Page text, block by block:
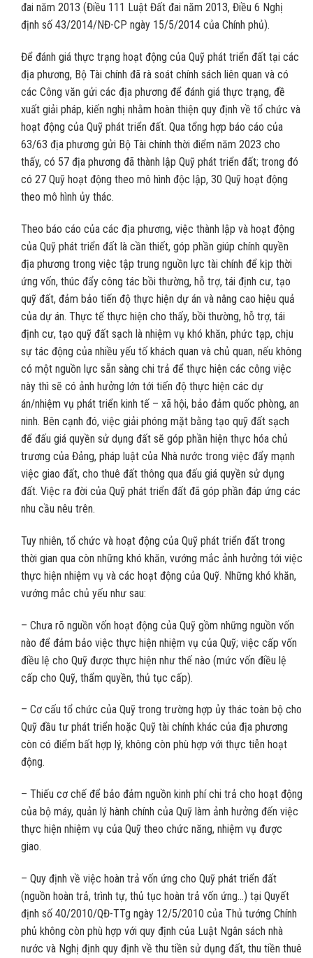
đai năm 2013 (Điều 111 Luật Đất đai năm 2013, Điều 6 Nghị
định số 43/2014/NĐ-CP ngày 15/5/2014 của Chính phủ).
Để đánh giá thực trạng hoạt động của Quỹ phát triển đất tại các
địa phương, Bộ Tài chính đã rà soát chính sách liên quan và có
các Công văn gửi các địa phương để đánh giá thực trạng, đề
xuất giải pháp, kiến nghị nhằm hoàn thiện quy định về tổ chức và
hoạt động của Quỹ phát triển đất. Qua tổng hợp báo cáo của
63/63 địa phương gửi Bộ Tài chính thời điểm năm 2023 cho
thấy, có 57 địa phương đã thành lập Quỹ phát triển đất; trong đó
có 27 Quỹ hoạt động theo mô hình độc lập, 30 Quỹ hoạt động
theo mô hình ủy thác.
Theo báo cáo của các địa phương, việc thành lập và hoạt động
của Quỹ phát triển đất là cần thiết, góp phần giúp chính quyền
địa phương trong việc tập trung nguồn lực tài chính để kịp thời
ứng vốn, thúc đẩy công tác bồi thường, hỗ trợ, tái định cư, tạo
quỹ đất, đảm bảo tiến độ thực hiện dự án và nâng cao hiệu quả
của dự án. Thực tế thực hiện cho thấy, bồi thường, hỗ trợ, tái
định cư, tạo quỹ đất sạch là nhiệm vụ khó khăn, phức tạp, chịu
sự tác động của nhiều yếu tố khách quan và chủ quan, nếu không
có một nguồn lực sẵn sàng chi trả để thực hiện các công việc
này thì sẽ có ảnh hưởng lớn tới tiến độ thực hiện các dự
án/nhiệm vụ phát triển kinh tế – xã hội, bảo đảm quốc phòng, an
ninh. Bên cạnh đó, việc giải phóng mặt bằng tạo quỹ đất sạch
để đấu giá quyền sử dụng đất sẽ góp phần hiện thực hóa chủ
trương của Đảng, pháp luật của Nhà nước trong việc đẩy mạnh
việc giao đất, cho thuê đất thông qua đấu giá quyền sử dụng
đất. Việc ra đời của Quỹ phát triển đất đã góp phần đáp ứng các
nhu cầu nêu trên.
Tuy nhiên, tổ chức và hoạt động của Quỹ phát triển đất trong
thời gian qua còn những khó khăn, vướng mắc ảnh hưởng tới việc
thực hiện nhiệm vụ và các hoạt động của Quỹ. Những khó khăn,
vướng mắc chủ yếu như sau:
– Chưa rõ nguồn vốn hoạt động của Quỹ gồm những nguồn vốn
nào để đảm bảo việc thực hiện nhiệm vụ của Quỹ; việc cấp vốn
điều lệ cho Quỹ được thực hiện như thế nào (mức vốn điều lệ
cấp cho Quỹ, thẩm quyền, thủ tục cấp).
– Cơ cấu tổ chức của Quỹ trong trường hợp ủy thác toàn bộ cho
Quỹ đầu tư phát triển hoặc Quỹ tài chính khác của địa phương
còn có điểm bất hợp lý, không còn phù hợp với thực tiễn hoạt
động.
– Thiếu cơ chế để bảo đảm nguồn kinh phí chi trả cho hoạt động
của bộ máy, quản lý hành chính của Quỹ làm ảnh hưởng đến việc
thực hiện nhiệm vụ của Quỹ theo chức năng, nhiệm vụ được
giao.
– Quy định về việc hoàn trả vốn ứng cho Quỹ phát triển đất
(nguồn hoàn trả, trình tự, thủ tục hoàn trả vốn ứng…) tại Quyết
định số 40/2010/QĐ-TTg ngày 12/5/2010 của Thủ tướng Chính
phủ không còn phù hợp với quy định của Luật Ngân sách nhà
nước và Nghị định quy định về thu tiền sử dụng đất, thu tiền thuê